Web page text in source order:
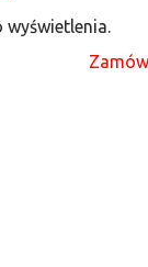
wyświetlenia.